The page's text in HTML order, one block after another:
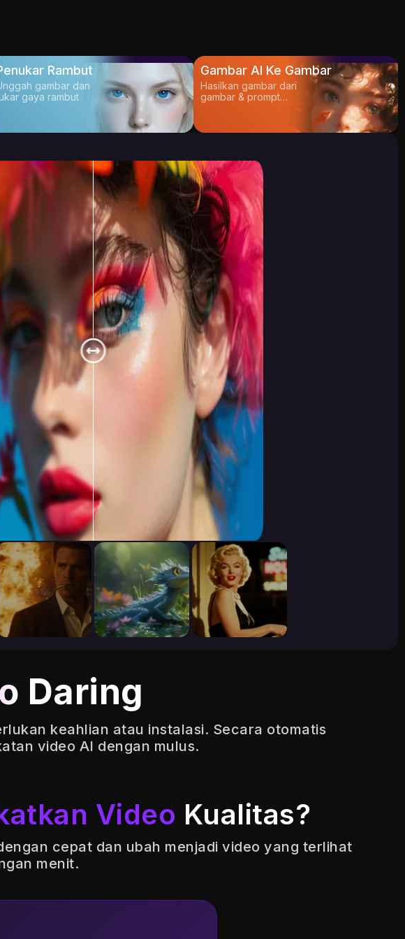
Rambut
gambar dan
gaya rambut
Gambar AI Ke Gambar
Hasilkan gambar dari
gambar & prompt
Daring
keahlian atau instalasi. Secara otomatis
video AI dengan mulus.
Video Kualitas?
cepat dan ubah menjadi video yang terlihat
menit.